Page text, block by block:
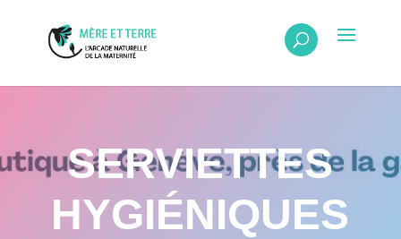
SERVIETTES
HYGIÉNIQUES